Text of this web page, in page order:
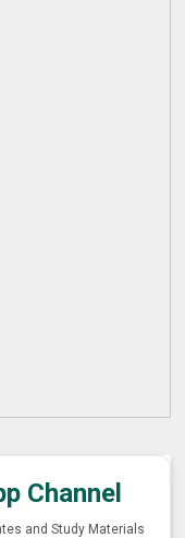
Channel
and Study Materials